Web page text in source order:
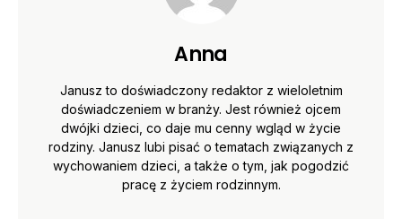
Anna
Janusz to doświadczony redaktor z wieloletnim
doświadczeniem w branży. Jest również ojcem
dwójki dzieci, co daje mu cenny wgląd w życie
rodziny. Janusz lubi pisać o tematach związanych z
wychowaniem dzieci, a także o tym, jak pogodzić
pracę z życiem rodzinnym.